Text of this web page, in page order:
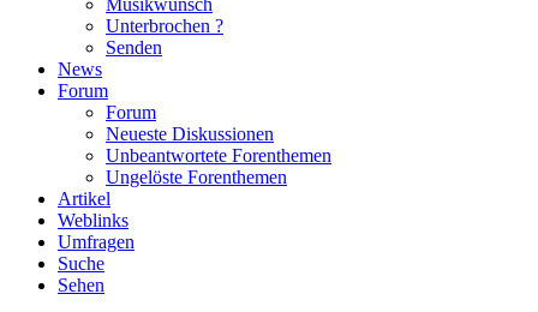
Musikwunsch
Unterbrochen ?
Senden
News
Forum
Forum
Neueste Diskussionen
Unbeantwortete Forenthemen
Ungelöste Forenthemen
Artikel
Weblinks
Umfragen
Suche
Sehen